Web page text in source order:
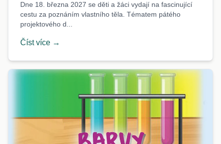
Dne 18. března 2027 se děti a žáci vydají na fascinující
cestu za poznáním vlastního těla. Tématem pátého
projektového d...
Číst více →